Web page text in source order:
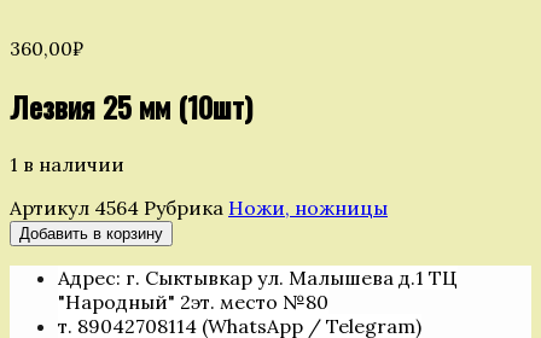
360,00₽
Лезвия 25 мм (10шт)
1 в наличии
Артикул 4564 Рубрика Ножи, ножницы
Количество
товара
Лезвия
Добавить в корзину
Адрес: г. Сыктывкар ул. Малышева д.1 ТЦ
"Народный" 2эт. место №80
т. 89042708114 (WhatsApp / Telegram)